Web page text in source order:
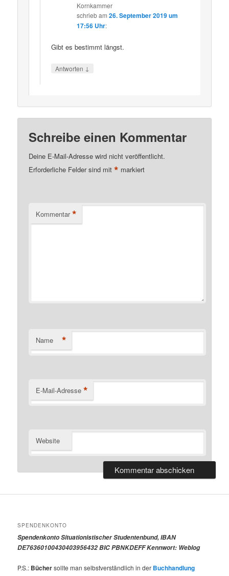
Kornkammer
schriebam26. September 2019 um
17:56 Uhr:
Gibt es bestimmt längst.
Antworten ↓
Schreibe einen Kommentar
Deine E-Mail-Adresse wird nicht veröffentlicht.
Erforderliche Felder sind mit* markiert
Kommentar *
Name *
E-Mail-Adresse *
Website
SPENDENKONTO
Spendenkonto Situationistischer Studentenbund, IBAN
DE76360100430403956432 BIC PBNKDEFF Kennwort: Weblog
P.S.: Büchersollte man selbstverständlich in der Buchhandlung